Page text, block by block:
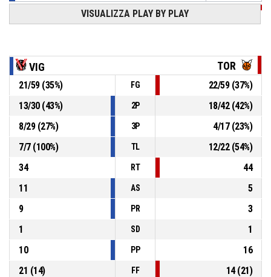
19, Isoardi A. , Tiro libero 2 di 2 sbagliato
57-60
Torino Teen Basket- avanti di 3
P4 00:18 , Fallo subito
33, Visone M. P4 00:18
VISUALIZZA PLAY BY PLAY
VIG TOR
21/59(35%) FG 22/59(37%)
13/30(43%) 2P 18/42(42%)
8/29(27%) 3P 4/17(23%)
7/7(100%) TL 12/22(54%)
34
RT
44
11
AS
5
9
PR
3
1
SD
1
10
PP
16
21 (14) FF 14(21)